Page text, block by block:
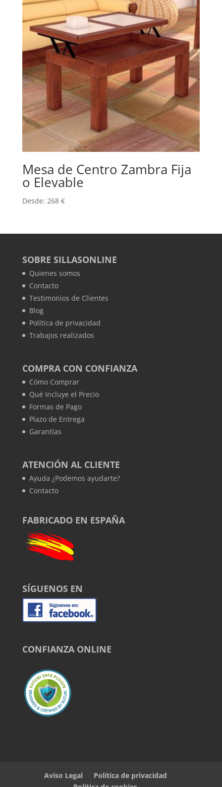
Mesa de Centro Zambra Fija
o Elevable
Desde: 268 €
SOBRE SILLASONLINE
Quienes somos
Contacto
Testimonios de Clientes
Blog
Política de privacidad
Trabajos realizados
COMPRA CON CONFIANZA
Cómo Comprar
Qué Incluye el Precio
Formas de Pago
Plazo de Entrega
Garantías
ATENCIÓN AL CLIENTE
Ayuda ¿Podemos ayudarte?
Contacto
FABRICADO EN ESPAÑA
SÍGUENOS EN
CONFIANZA ONLINE
Aviso Legal
Política de privacidad